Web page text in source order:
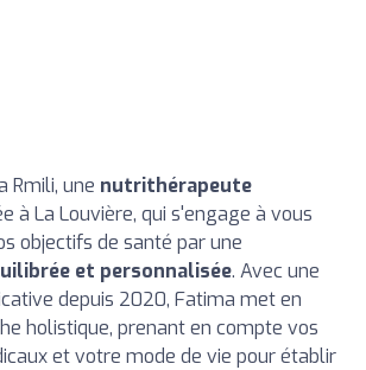
Rmili, une nutrithérapeute
à La Louvière, qui s'engage à vous
objectifs de santé par une
et personnalisée. Avec une
depuis 2020, Fatima met en
holistique, prenant en compte vos
et votre mode de vie pour établir